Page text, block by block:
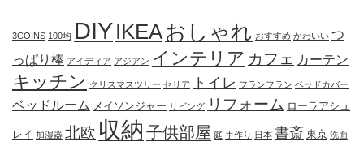
3COINS 100均 DIYIKEAおしゃれ おすすめ かわいい つ
っぱり棒 アイディア アジアン インテリア カフェ カーテン
キッチン クリスマスツリー セリア トイレ フランフラン ベッドカバー
ベッドルーム メイソンジャー リビング リフォーム ローラアシュ
レイ 加湿器 北欧 収納 子供部屋 庭 手作り 日本 書斎 東京 洗面